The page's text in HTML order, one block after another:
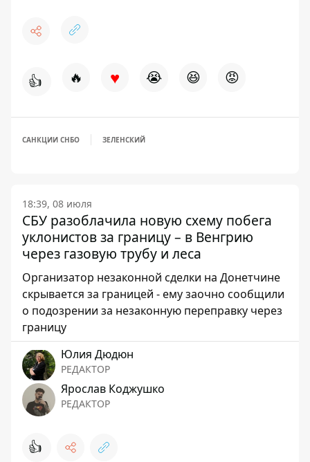
👍 🔥 ♥ 😭 😆 😡
САНКЦИИ СНБО ЗЕЛЕНСКИЙ
18:39, 08 июля
СБУ разоблачила новую схему побега
уклонистов за границу – в Венгрию
через газовую трубу и леса
Организатор незаконной сделки на Донетчине
скрывается за границей - ему заочно сообщили
о подозрении за незаконную переправку через
границу
Юлия Дюдюн
РЕДАКТОР
Ярослав Коджушко
РЕДАКТОР
👍